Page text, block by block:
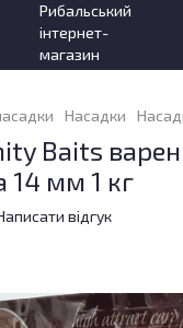
Насадки
Baits
14 мм 1 кг
відгук